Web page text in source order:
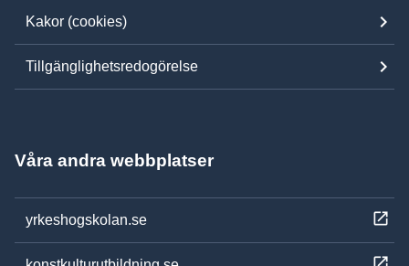
Kakor (cookies)
Tillgänglighetsredogörelse
Våra andra webbplatser
yrkeshogskolan.se